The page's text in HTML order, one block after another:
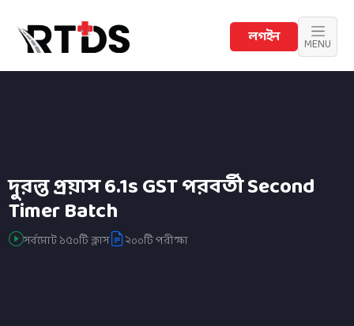
লগইন MENU
দুরন্ত প্রয়াস 6.1s GST পরবর্তী Second
Timer Batch
সর্বমোট ১৫০টি ক্লাস ২০০টি পরীক্ষা